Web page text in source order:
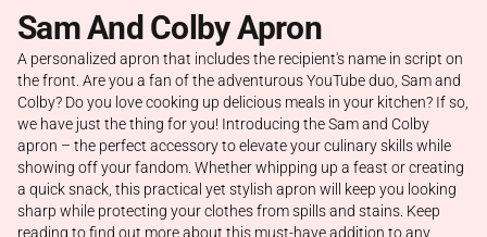
Sam And Colby Apron
A personalized apron that includes the recipient's name in script on
the front. Are you a fan of the adventurous YouTube duo, Sam and
Colby? Do you love cooking up delicious meals in your kitchen? If so,
we have just the thing for you! Introducing the Sam and Colby
apron – the perfect accessory to elevate your culinary skills while
showing off your fandom. Whether whipping up a feast or creating
a quick snack, this practical yet stylish apron will keep you looking
sharp while protecting your clothes from spills and stains. Keep
reading to find out more about this must-have addition to any